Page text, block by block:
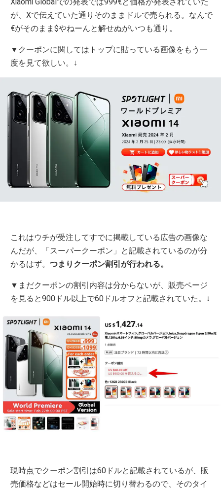
が、Xで伝えていた通りそのままドルで売られる。なんで
€がそのまま$やねーんと解せぬがいつも通り。
▼クーポンに関してはトップに貼っている画像をもう一
度を見て欲しい。↓
これはウチが受注してすでに掲載している広告の画像な
んだが、「スーパークーポン」と記載されているのが分
かるはず。つまりクーポン割引が行われる。
▼まだクーポンの割引内容は分からないが、販売ページ
を見ると900ドル以上で60ドルオフと記載されていた。↓
現時点でクーポン割引は60ドルと記載されているが、販
売価格などはセール開始時に切り替わるので、そのタイ